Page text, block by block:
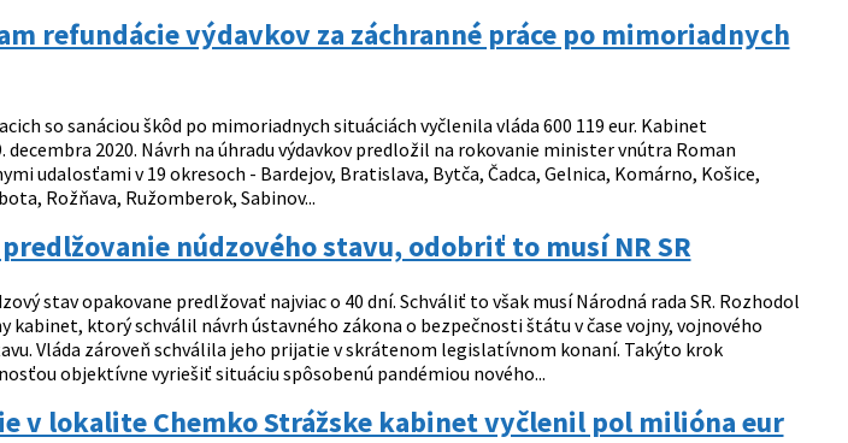
refundácie výdavkov za záchranné práce po mimoriadnych
so sanáciou škôd po mimoriadnych situáciách vyčlenila vláda 600 119 eur. Kabinet
2020. Návrh na úhradu výdavkov predložil na rokovanie minister vnútra Roman
udalosťami v 19 okresoch - Bardejov, Bratislava, Bytča, Čadca, Gelnica, Komárno, Košice,
Rožňava, Ružomberok, Sabinov...
núdzového stavu, odobriť to musí NR SR
stav opakovane predlžovať najviac o 40 dní. Schváliť to však musí Národná rada SR. Rozhodol
kabinet, ktorý schválil návrh ústavného zákona o bezpečnosti štátu v čase vojny, vojnového
Vláda zároveň schválila jeho prijatie v skrátenom legislatívnom konaní. Takýto krok
objektívne vyriešiť situáciu spôsobenú pandémiou nového...
v lokalite Chemko Strážske kabinet vyčlenil pol milióna eur